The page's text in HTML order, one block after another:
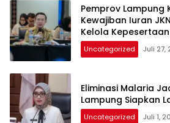
Pemprov Lampung
Kewajiban Iuran
Kelola Kepesertaan
Uncategorized Juli 27,
Eliminasi Malaria
Lampung Siapkan
Uncategorized Juli 1,